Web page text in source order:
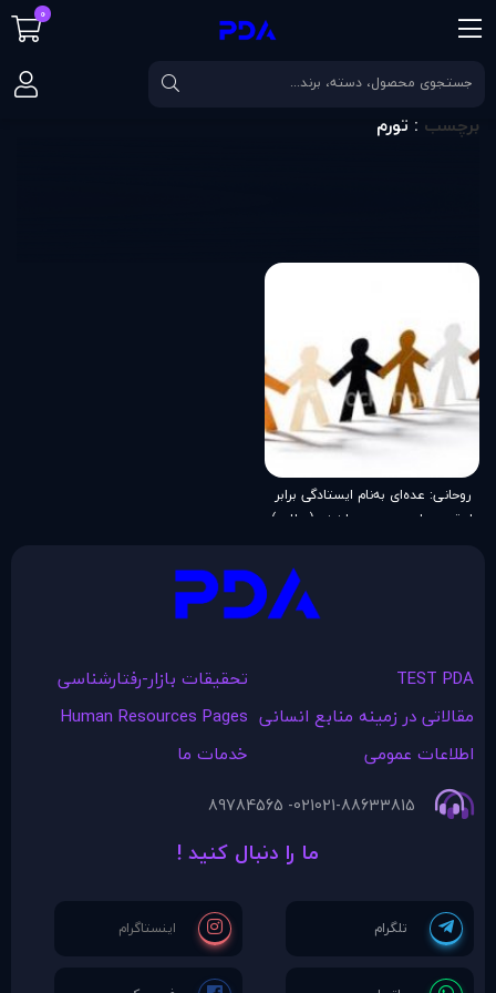
صفحه اصلی برچسب تورم
برچسب : تورم
روحانی: عده‌ای به‌نام ایستادگی برابر
ابرقدرت‌ها جیب مردم را زدند (مطلب)
TEST PDA
تحقیقات بازار-رفتارشناسی
مقالاتی در زمينه منابع انسانی Human Resources Pages
اطلاعات عمومی
خدمات ما
021-88633815
021- 89784565
ما را دنبال کنید !
0